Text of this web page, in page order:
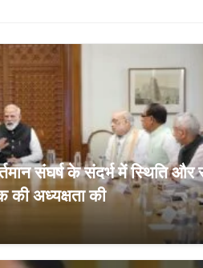
संघर्ष के संदर्भ में स्थिति और
की अध्यक्षता की